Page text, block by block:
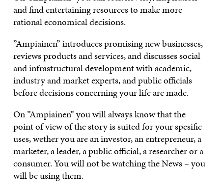
and find entertaining resources to make more
rational economical decisions.
”Ampiainen” introduces promising new businesses,
reviews products and services, and discusses social
and infrastructural development with academic,
industry and market experts, and public officials
before decisions concerning your life are made.
On ”Ampiainen” you will always know that the
point of view of the story is suited for your spesific
uses, wether you are an investor, an entrepreneur, a
marketer, a leader, a public official, a researcher or a
consumer. You will not be watching the News – you
will be using them.